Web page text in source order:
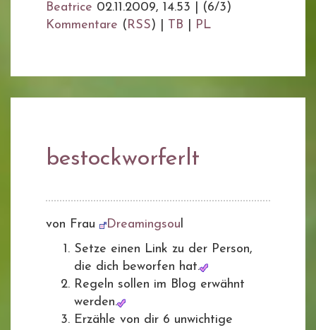
Beatrice 02.11.2009, 14.53
(6/3)
Kommentare (RSS) | TB PL
bestockworferlt
von Frau Dreamingsoul
Setze einen Link zu der Person,
die dich beworfen hat.
Regeln sollen im Blog erwähnt
werden.
Erzähle von dir 6 unwichtige